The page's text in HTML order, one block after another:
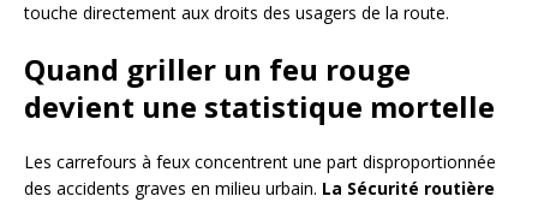
touche directement aux droits des usagers de la route.
Quand griller un feu rouge
devient une statistique mortelle
Les carrefours à feux concentrent une part disproportionnée
des accidents graves en milieu urbain. La Sécurité routière